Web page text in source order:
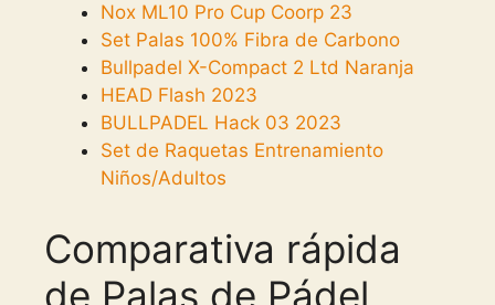
Nox ML10 Pro Cup Coorp 23
Set Palas 100% Fibra de Carbono
Bullpadel X-Compact 2 Ltd Naranja
HEAD Flash 2023
BULLPADEL Hack 03 2023
Set de Raquetas Entrenamiento
Niños/Adultos
Comparativa rápida
de Palas de Pádel